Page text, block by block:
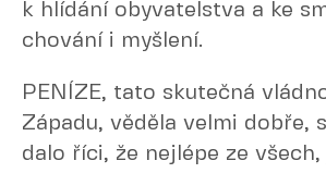
k hlídání obyvatelstva a ke
chování i myšlení.
PENÍZE, tato skutečná
Západu, věděla velmi dobře,
dalo říci, že nejlépe ze